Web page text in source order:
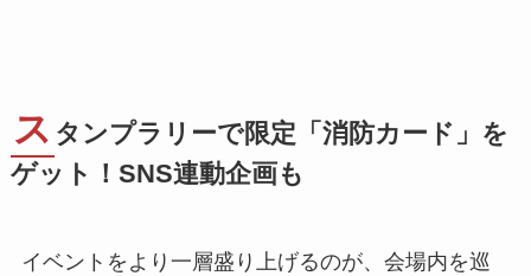
ス タンプラリーで限定「消防カード」を
ゲット！SNS連動企画も
イベントをより一層盛り上げるのが、会場内を巡